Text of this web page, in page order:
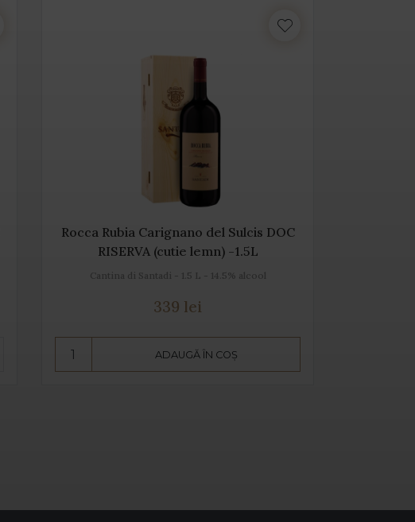
Rocca Rubia Carignano del Sulcis DOC
RISERVA (cutie lemn) -1.5L
Cantina di Santadi - 1.5 L - 14.5% alcool
339 lei
ADAUGĂ ÎN COȘ